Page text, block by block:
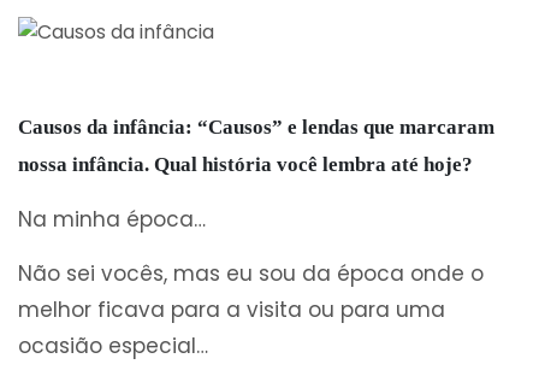
Causos da infância: “Causos” e lendas que marcaram
nossa infância. Qual história você lembra até hoje?
Na minha época…
Não sei vocês, mas eu sou da época onde o
melhor ficava para a visita ou para uma
ocasião especial…